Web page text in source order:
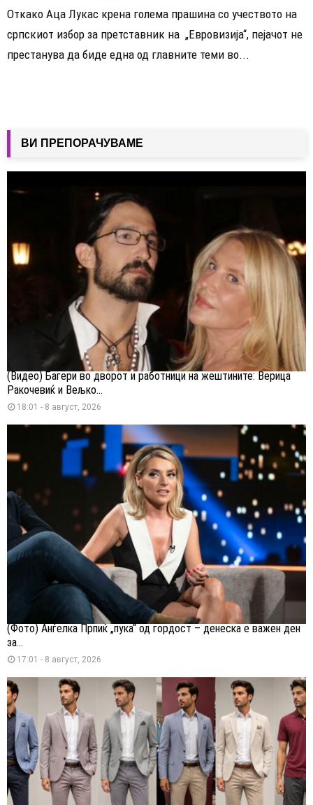
Откако Аца Лукас крена голема прашина со учеството на
српскиот избор за претставник на „Евровизија“, пејачот не
престанува да биде една од главните теми во...
ВИ ПРЕПОРАЧУВАМЕ
(Видео) Багери во дворот и работници на жештините: Верица
Ракочевиќ и Вељко...
18:01 - 8 август, 2026
(Фото) Анѓелка Прпиќ „пука“ од гордост – денеска е важен ден
за...
17:01 - 8 август, 2026